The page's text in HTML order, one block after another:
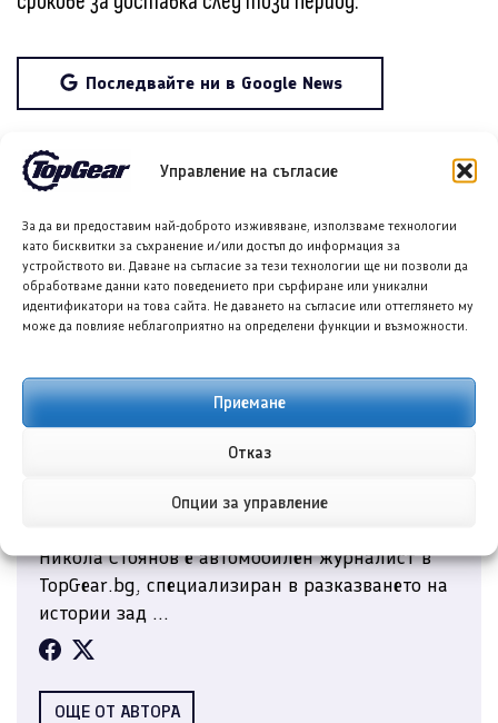
Управление на съгласие
За да ви предоставим най-доброто изживяване, използваме технологии
като бисквитки за съхранение и/или достъп до информация за
устройството ви. Даване на съгласие за тези технологии ще ни позволи да
обработваме данни като поведението при сърфиране или уникални
идентификатори на това сайта. Не даването на съгласие или оттеглянето му
може да повлияе неблагоприятно на определени функции и възможности.
Приемане
Отказ
Опции за управление
Последвайте ни в Google News
Споделете в социалните мрежи:
Никола Стоянов
Никола Стоянов е автомобилен журналист в
TopGear.bg, специализиран в разказването на
истории зад ...
ОЩЕ ОТ АВТОРА